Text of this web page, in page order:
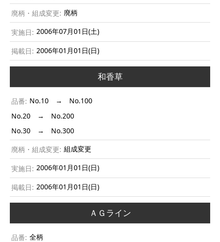
廃柄
2006年07月01日(土)
2006年01月01日(日)
和香草
No.10 → No.100
No.20 → No.200
No.30 → No.300
組成変更
2006年01月01日(日)
2006年01月01日(日)
ＡＧライン
全柄